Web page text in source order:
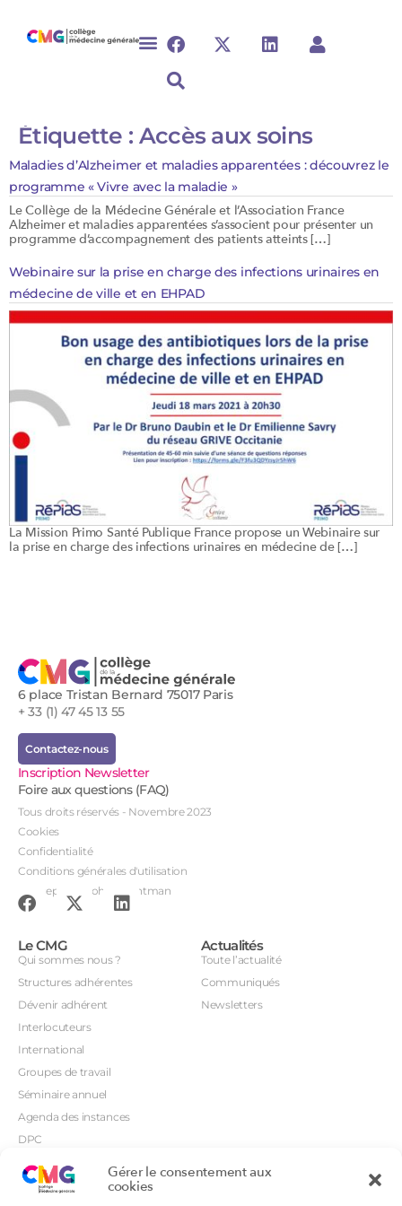
Gérer le consentement aux
cookies
Étiquette : Accès aux soins
Maladies d’Alzheimer et maladies apparentées : découvrez le
programme « Vivre avec la maladie »
Le Collège de la Médecine Générale et l’Association France
Alzheimer et maladies apparentées s’associent pour présenter un
programme d’accompagnement des patients atteints […]
Webinaire sur la prise en charge des infections urinaires en
médecine de ville et en EHPAD
La Mission Primo Santé Publique France propose un Webinaire sur
la prise en charge des infections urinaires en médecine de […]
6 place Tristan Bernard 75017 Paris
+ 33 (1) 47 45 13 55
Contactez-nous
Inscription Newsletter
Foire aux questions (FAQ)
Tous droits réservés - Novembre 2023
Cookies
Confidentialité
Conditions générales d'utilisation
Conception : John Brightman
Le CMG
Qui sommes nous ?
Structures adhérentes
Dévenir adhérent
Interlocuteurs
International
Groupes de travail
Séminaire annuel
Agenda des instances
DPC
CSI
Orientations prioritaires
Actualités
Toute l’actualité
Communiqués
Newsletters